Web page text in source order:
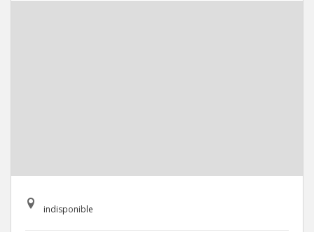
indisponible